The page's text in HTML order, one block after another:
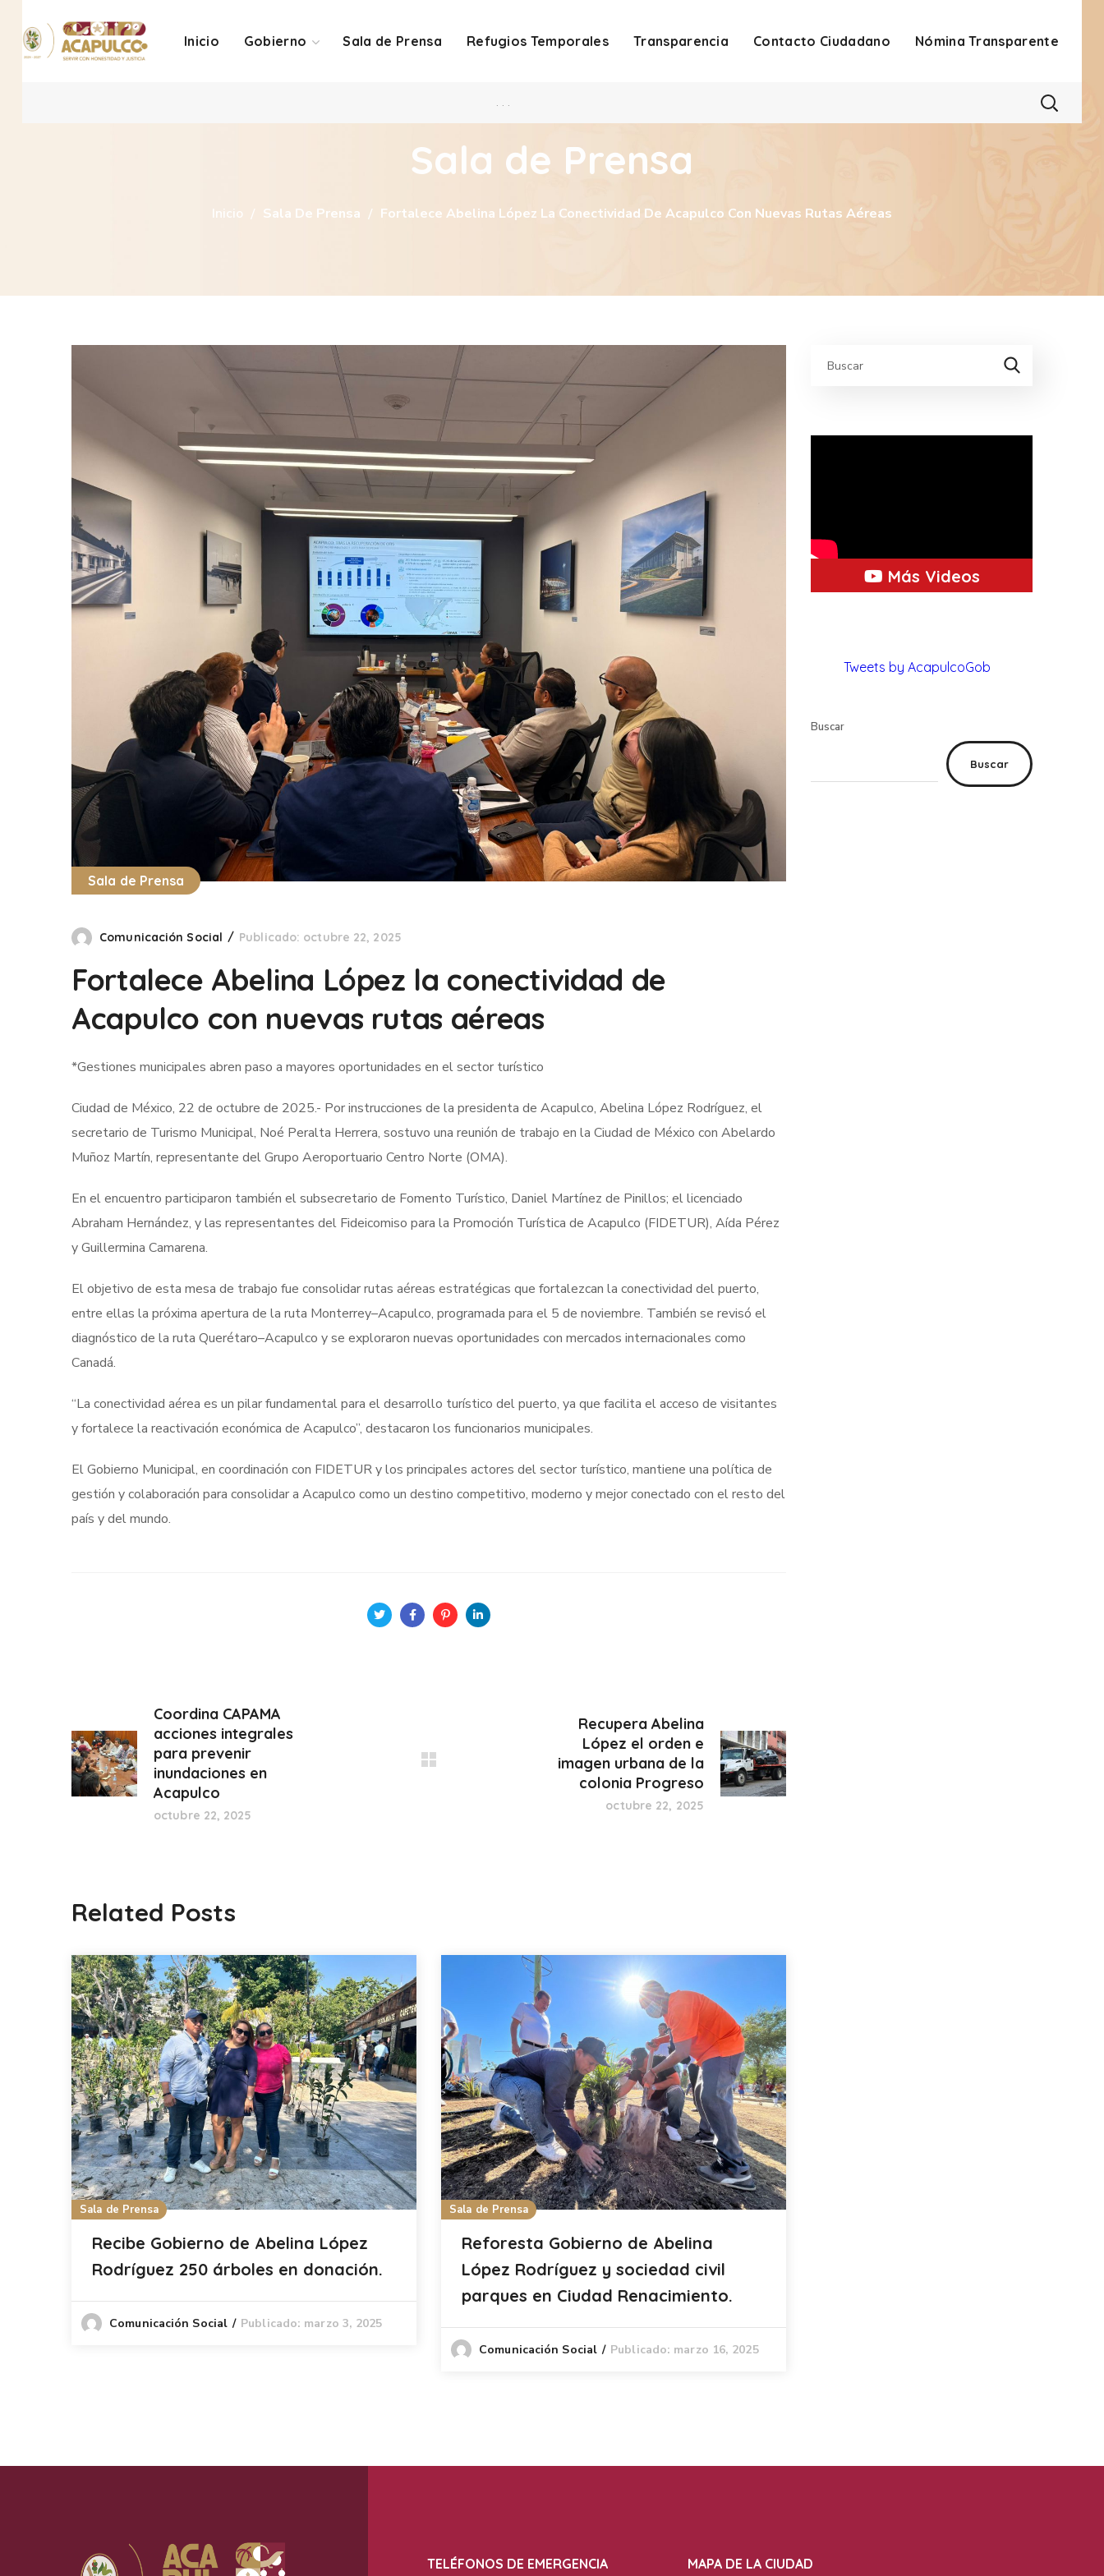
Inicio Gobierno Sala de Prensa Refugios Temporales Transparencia Contacto Ciudadano Nómina Transparente
. . .
Sala de Prensa
Inicio Sala De Prensa Fortalece Abelina López La Conectividad De Acapulco Con Nuevas Rutas Aéreas
Sala de Prensa
Comunicación Social Publicado: octubre 22, 2025
Fortalece Abelina López la conectividad de
Acapulco con nuevas rutas aéreas
*Gestiones municipales abren paso a mayores oportunidades en el sector turístico
Ciudad de México, 22 de octubre de 2025.- Por instrucciones de la presidenta de Acapulco, Abelina López Rodríguez, el
secretario de Turismo Municipal, Noé Peralta Herrera, sostuvo una reunión de trabajo en la Ciudad de México con Abelardo
Muñoz Martín, representante del Grupo Aeroportuario Centro Norte (OMA).
En el encuentro participaron también el subsecretario de Fomento Turístico, Daniel Martínez de Pinillos; el licenciado
Abraham Hernández, y las representantes del Fideicomiso para la Promoción Turística de Acapulco (FIDETUR), Aída Pérez
y Guillermina Camarena.
El objetivo de esta mesa de trabajo fue consolidar rutas aéreas estratégicas que fortalezcan la conectividad del puerto,
entre ellas la próxima apertura de la ruta Monterrey–Acapulco, programada para el 5 de noviembre. También se revisó el
diagnóstico de la ruta Querétaro–Acapulco y se exploraron nuevas oportunidades con mercados internacionales como
Canadá.
“La conectividad aérea es un pilar fundamental para el desarrollo turístico del puerto, ya que facilita el acceso de visitantes
y fortalece la reactivación económica de Acapulco”, destacaron los funcionarios municipales.
El Gobierno Municipal, en coordinación con FIDETUR y los principales actores del sector turístico, mantiene una política de
gestión y colaboración para consolidar a Acapulco como un destino competitivo, moderno y mejor conectado con el resto del
país y del mundo.
Coordina CAPAMA
acciones integrales
para prevenir
inundaciones en
Acapulco
octubre 22, 2025
Recupera Abelina
López el orden e
imagen urbana de la
colonia Progreso
octubre 22, 2025
Related Posts
Sala de Prensa
Recibe Gobierno de Abelina López
Rodríguez 250 árboles en donación.
Comunicación Social Publicado: marzo 3, 2025
Sala de Prensa
Reforesta Gobierno de Abelina
López Rodríguez y sociedad civil
parques en Ciudad Renacimiento.
Comunicación Social Publicado: marzo 16, 2025
Más Videos
Tweets by AcapulcoGob
Buscar
Buscar
TELÉFONOS DE EMERGENCIA MAPA DE LA CIUDAD